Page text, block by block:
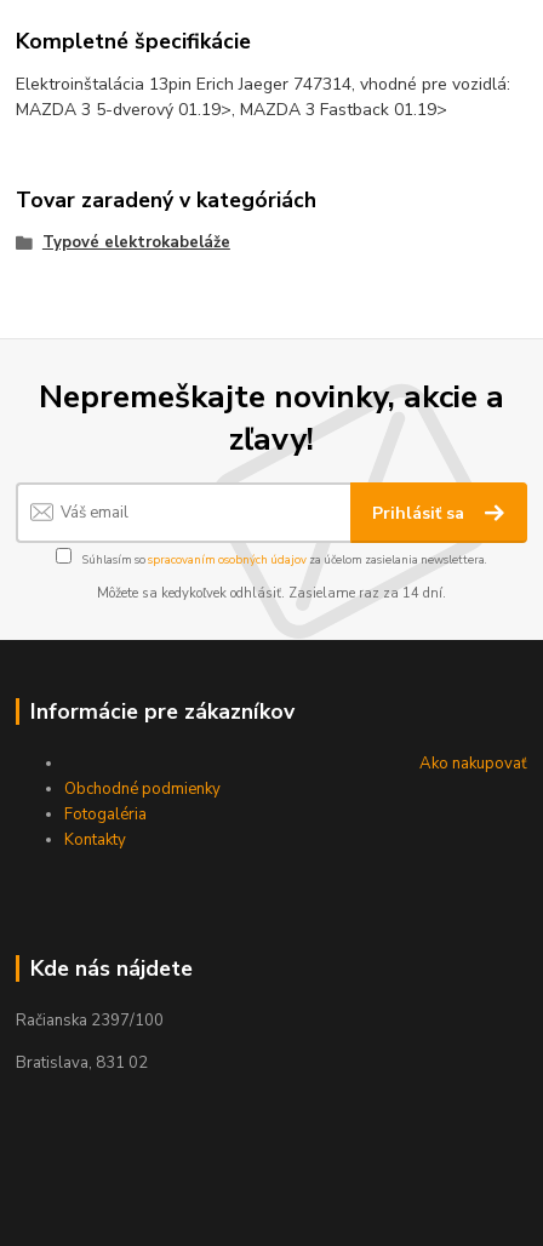
Kompletné špecifikácie
Elektroinštalácia 13pin Erich Jaeger 747314, vhodné pre vozidlá:
MAZDA 3 5-dverový 01.19>, MAZDA 3 Fastback 01.19>
Tovar zaradený v kategóriách
Typové elektrokabeláže
Nepremeškajte novinky, akcie a
zľavy!
Prihlásiť sa
Súhlasím sospracovaním osobných údajov za účelom zasielania newslettera.
Môžete sa kedykoľvek odhlásiť. Zasielame raz za 14 dní.
Informácie pre zákazníkov
Ako nakupovať
Obchodné podmienky
Fotogaléria
Kontakty
Kde nás nájdete
Račianska 2397/100
Bratislava, 831 02